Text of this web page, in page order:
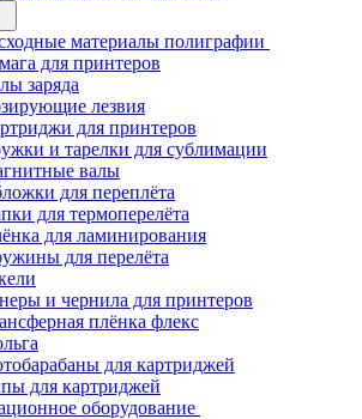
материалы полиграфии
для принтеров
заряда
лезвия
для принтеров
и тарелки для сублимации
валы
для переплёта
для термоперелёта
для ламинирования
для перелёта
и чернила для принтеров
плёнка флекс
для картриджей
для картриджей
оборудование